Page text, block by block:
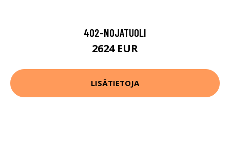
402-NOJATUOLI
2624 EUR
LISÄTIETOJA